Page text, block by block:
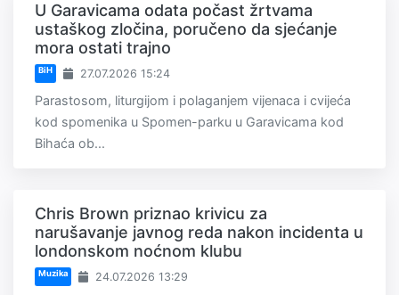
U Garavicama odata počast žrtvama
ustaškog zločina, poručeno da sjećanje
mora ostati trajno
BiH 27.07.2026 15:24
Parastosom, liturgijom i polaganjem vijenaca i cvijeća
kod spomenika u Spomen-parku u Garavicama kod
Bihaća ob...
Chris Brown priznao krivicu za
narušavanje javnog reda nakon incidenta u
londonskom noćnom klubu
Muzika 24.07.2026 13:29